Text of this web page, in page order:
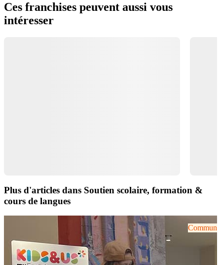
Ces franchises peuvent aussi vous
intéresser
Plus d'articles dans Soutien scolaire, formation &
cours de langues